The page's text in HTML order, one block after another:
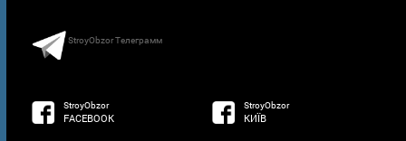
StroyObzor Телеграмм
StroyObzor
FACEBOOK
StroyObzor
КИЇВ